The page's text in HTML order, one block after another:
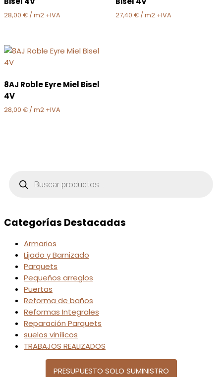
28,00 € / m2 +IVA 27,40 €/ m2 +IVA
8AJ Roble Eyre Miel Bisel
4V
28,00 € / m2 +IVA
productos
Categorías Destacadas
Armarios
Lijado y Barnizado
Parquets
Pequeños arreglos
Puertas
Reforma de baños
Reformas Integrales
Reparación Parquets
suelos vinílicos
TRABAJOS REALIZADOS
PRESUPUESTO SOLO SUMINISTRO